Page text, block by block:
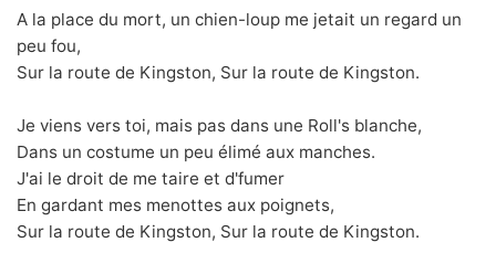
A la place du mort, un chien-loup me jetait un regard un
peu fou,
Sur la route de Kingston, Sur la route de Kingston.
Je viens vers toi, mais pas dans une Roll's blanche,
Dans un costume un peu élimé aux manches.
J'ai le droit de me taire et d'fumer
En gardant mes menottes aux poignets,
Sur la route de Kingston, Sur la route de Kingston.